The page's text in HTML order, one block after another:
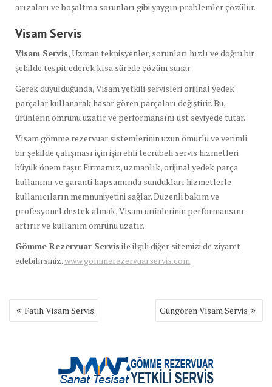
arızaları ve boşaltma sorunları gibi yaygın problemler çözülür.
Visam Servis
Visam Servis, Uzman teknisyenler, sorunları hızlı ve doğru bir
şekilde tespit ederek kısa sürede çözüm sunar.
Gerek duyulduğunda, Visam yetkili servisleri orijinal yedek
parçalar kullanarak hasar gören parçaları değiştirir. Bu,
ürünlerin ömrünü uzatır ve performansını üst seviyede tutar.
Visam gömme rezervuar sistemlerinin uzun ömürlü ve verimli
bir şekilde çalışması için işin ehli tecrübeli servis hizmetleri
büyük önem taşır. Firmamız, uzmanlık, orijinal yedek parça
kullanımı ve garanti kapsamında sundukları hizmetlerle
kullanıcıların memnuniyetini sağlar. Düzenli bakım ve
profesyonel destek almak, Visam ürünlerinin performansını
artırır ve kullanım ömrünü uzatır.
Gömme Rezervuar Servis ile ilgili diğer sitemizi de ziyaret
edebilirsiniz.www.gommerezervuarservis.com
Yazı
gezinmesi
Fatih Visam Servis Güngören Visam Servis